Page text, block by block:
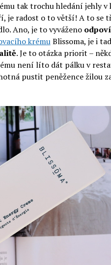
tak trochu hledání jehly v
je radost o to větší! A to se
Ano, je to vyváženo
krémuBlissoma, je i
. Je to otázka priorit –
není líto dát pálku v
pustit peněžence žilou